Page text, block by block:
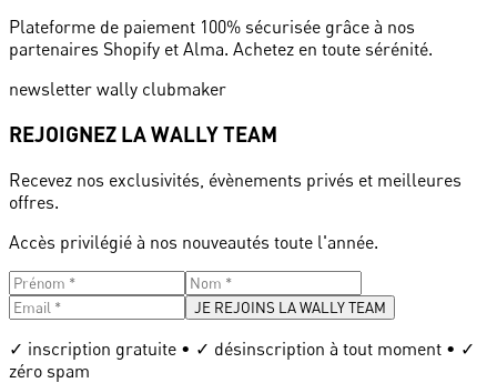
Plateforme de paiement 100% sécurisée grâce à nos
partenaires Shopify et Alma. Achetez en toute sérénité.
newsletter wally clubmaker
REJOIGNEZ LA WALLY TEAM
Recevez nos exclusivités, évènements privés et meilleures
offres.
Accès privilégié à nos nouveautés toute l'année.
JE REJOINS LA WALLY TEAM
✓ inscription gratuite • ✓ désinscription à tout moment • ✓
zéro spam